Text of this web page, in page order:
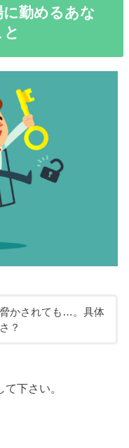
勤めるあな
かされても…。具体
？
下さい。